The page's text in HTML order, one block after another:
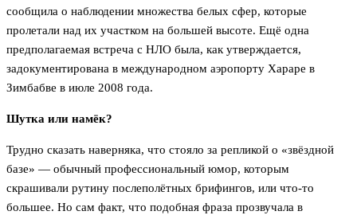
сообщила о наблюдении множества белых сфер, которые
пролетали над их участком на большей высоте. Ещё одна
предполагаемая встреча с НЛО была, как утверждается,
задокументирована в международном аэропорту Хараре в
Зимбабве в июле 2008 года.
Шутка или намёк?
Трудно сказать наверняка, что стояло за репликой о «звёздной
базе» — обычный профессиональный юмор, которым
скрашивали рутину послеполётных брифингов, или что-то
большее. Но сам факт, что подобная фраза прозвучала в